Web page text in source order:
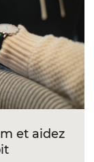
et aidez